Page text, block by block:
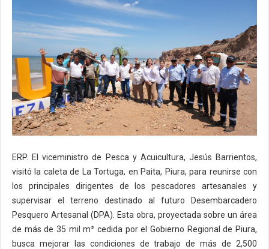
ERP. El viceministro de Pesca y Acuicultura, Jesús Barrientos,
visitó la caleta de La Tortuga, en Paita, Piura, para reunirse con
los principales dirigentes de los pescadores artesanales y
supervisar el terreno destinado al futuro Desembarcadero
Pesquero Artesanal (DPA). Esta obra, proyectada sobre un área
de más de 35 mil m² cedida por el Gobierno Regional de Piura,
busca mejorar las condiciones de trabajo de más de 2,500